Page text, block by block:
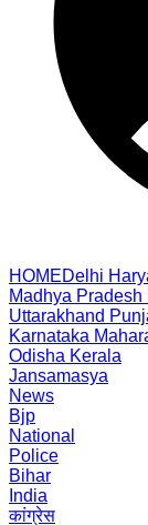
HOMEDelhi
Madhya Pradesh
Uttarakhand
Karnataka
Odisha Kerala
Jansamasya
News
Bjp
National
Police
Bihar
India
कांग्रेस